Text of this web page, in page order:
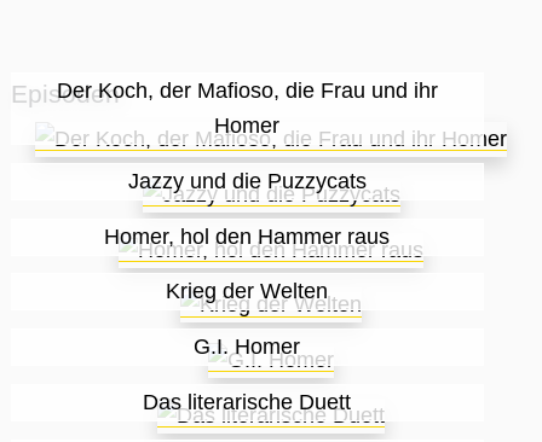
Episoden
Der Koch, der Mafioso, die Frau und ihr
Homer
Jazzy und die Puzzycats
Homer, hol den Hammer raus
Krieg der Welten
G.I. Homer
Das literarische Duett